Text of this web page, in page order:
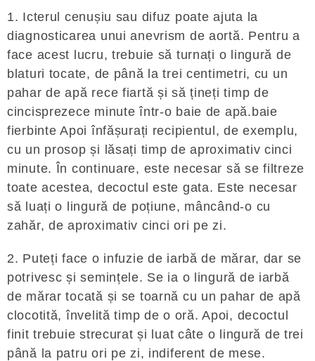
1. Icterul cenușiu sau difuz poate ajuta la
diagnosticarea unui anevrism de aortă. Pentru a
face acest lucru, trebuie să turnați o lingură de
blaturi tocate, de până la trei centimetri, cu un
pahar de apă rece fiartă și să țineți timp de
cincisprezece minute într-o baie de apă.baie
fierbinte Apoi înfășurați recipientul, de exemplu,
cu un prosop și lăsați timp de aproximativ cinci
minute. În continuare, este necesar să se filtreze
toate acestea, decoctul este gata. Este necesar
să luați o lingură de poțiune, mâncând-o cu
zahăr, de aproximativ cinci ori pe zi.
2. Puteți face o infuzie de iarbă de mărar, dar se
potrivesc și semințele. Se ia o lingură de iarbă
de mărar tocată și se toarnă cu un pahar de apă
clocotită, învelită timp de o oră. Apoi, decoctul
finit trebuie strecurat și luat câte o lingură de trei
până la patru ori pe zi, indiferent de mese.